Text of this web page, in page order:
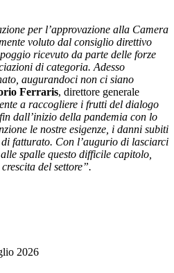
per l’approvazione alla Camera
voluto dal consiglio direttivo
ricevuto da parte delle forze
di categoria. Adesso
augurandoci non ci siano
Ferraris, direttore generale
a raccogliere i frutti del dialogo
dall’inizio della pandemia con lo
le nostre esigenze, i danni subiti
fatturato. Con l’augurio di lasciarci
spalle questo difficile capitolo,
del settore”.
2026